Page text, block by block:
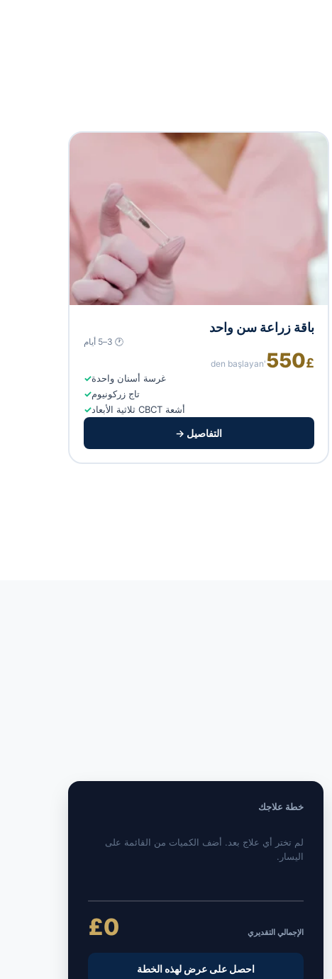
باقة زراعة سن واحد
🕐 3–5 أيام
£
550
'den başlayan
غرسة أسنان واحدة
تاج زركونيوم
أشعة CBCT ثلاثية الأبعاد
التفاصيل →
خطة علاجك
لم تختر أي علاج بعد. أضف الكميات من القائمة على
اليسار.
الإجمالي التقديري £0
احصل على عرض لهذه الخطة